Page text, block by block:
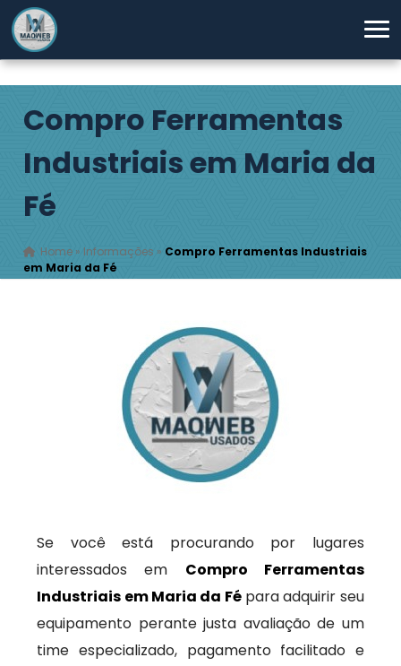
Compro Ferramentas
Industriais em Maria da
Fé
Home » Informações » Compro Ferramentas Industriais
em Maria da Fé
Se você está procurando por lugares
interessados em Compro Ferramentas
Industriais em Maria da Fépara adquirir seu
equipamento perante justa avaliação de um
time especializado, pagamento facilitado e